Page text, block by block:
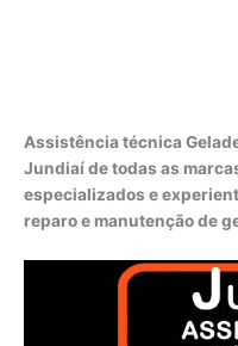
Assistência técnica
Jundiaí de todas as
especializados e
reparo e manutenção de